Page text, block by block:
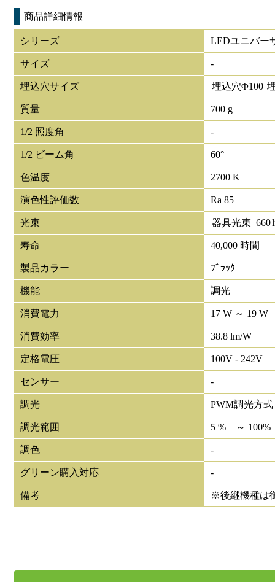
商品詳細情報
シリーズ LEDユニバー
サイズ -
埋込穴サイズ 埋込穴Φ100
質量 700 g
1/2 照度角 -
1/2 ビーム角 60°
色温度 2700 K
演色性評価数 Ra 85
光束 器具光束 660
寿命 40,000 時間
製品カラー ﾌﾞﾗｯｸ
機能 調光
消費電力 17 W ～ 19 W
消費効率 38.8 lm/W
定格電圧 100V - 242V
センサー -
調光 PWM調光方式
調光範囲 5 % ～ 100%
調色 -
グリーン購入対応 -
備考 ※後継機種は